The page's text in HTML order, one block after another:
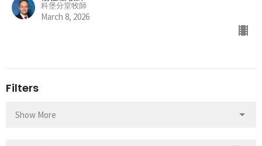
科堡分堂牧師
March 8, 2026
Filters
Show More